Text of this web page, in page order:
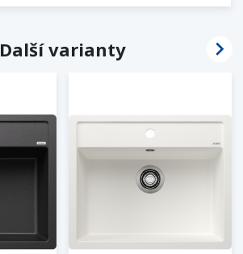
Další varianty 